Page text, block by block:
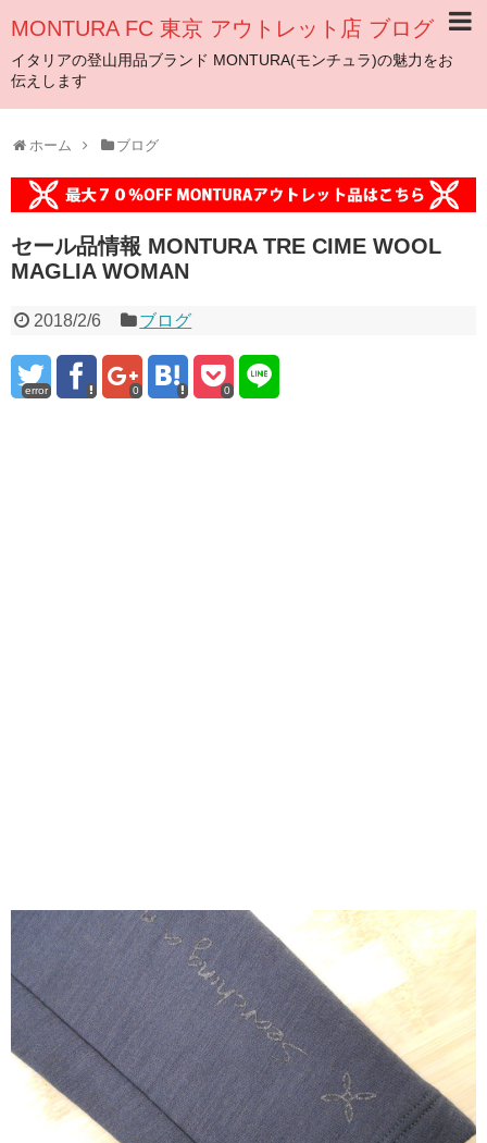
MONTURA FC 東京 アウトレット店 ブログ
イタリアの登山用品ブランド MONTURA(モンチュラ)の魅力をお
伝えします
ホーム ブログ
セール品情報 MONTURA TRE CIME WOOL
MAGLIA WOMAN
2018/2/6 ブログ
error 0 0